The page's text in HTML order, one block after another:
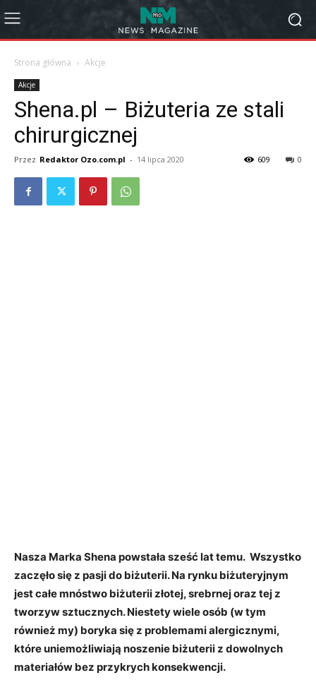
Strona główna Akcje
Akcje
Shena.pl – Biżuteria ze stali
chirurgicznej
Przez Redaktor Ozo.com.pl - 14 lipca 2020 0
609
Nasza Marka Shena powstała sześć lat temu. Wszystko
zaczęło się z pasji do biżuterii. Na rynku biżuteryjnym
jest całe mnóstwo biżuterii złotej, srebrnej oraz tej z
tworzyw sztucznych. Niestety wiele osób (w tym
również my) boryka się z problemami alergicznymi,
które uniemożliwiają noszenie biżuterii z dowolnych
materiałów bez przykrych konsekwencji.